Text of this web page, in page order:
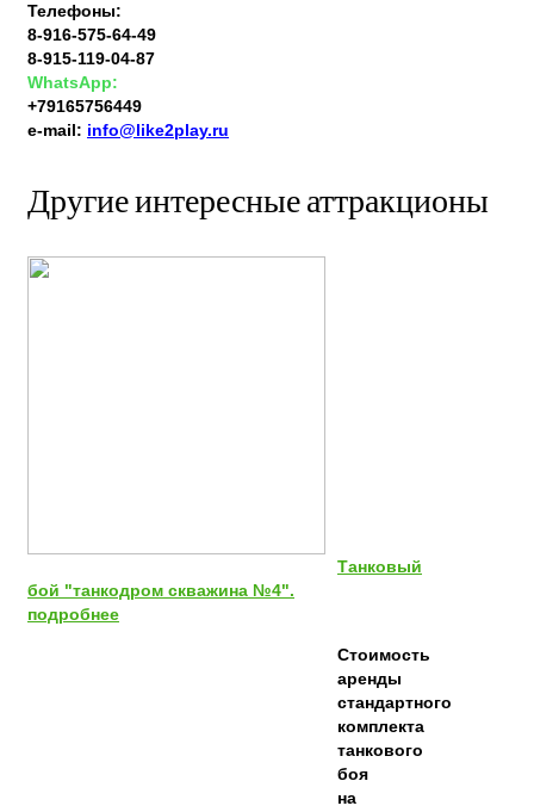
Телефоны:
8-916-575-64-49
8-915-119-04-87
WhatsApp:
+79165756449
e-mail: info@like2play.ru
Другие интересные аттракционы
Танковый
бой "танкодром скважина №4".
подробнее
Стоимость
аренды
стандартного
комплекта
танкового
боя
на